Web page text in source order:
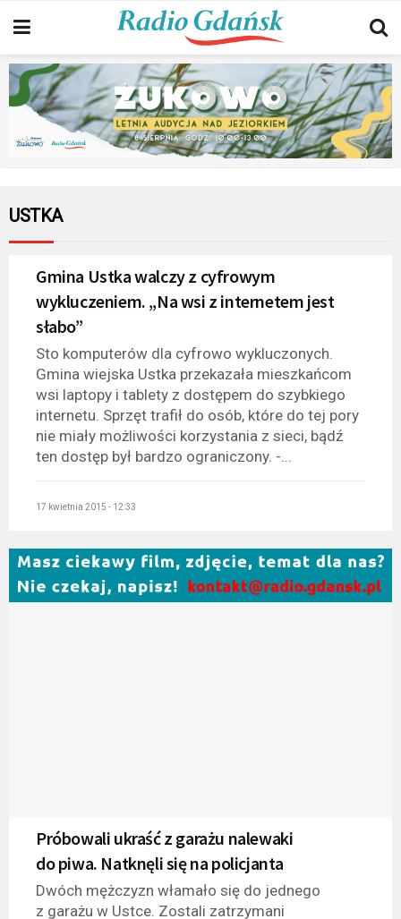
USTKA
Gmina Ustka walczy z cyfrowym
wykluczeniem. „Na wsi z internetem jest
słabo”
Sto komputerów dla cyfrowo wykluczonych.
Gmina wiejska Ustka przekazała mieszkańcom
wsi laptopy i tablety z dostępem do szybkiego
internetu. Sprzęt trafił do osób, które do tej pory
nie miały możliwości korzystania z sieci, bądź
ten dostęp był bardzo ograniczony. -...
17 kwietnia 2015 - 12:33
Próbowali ukraść z garażu nalewaki
do piwa. Natknęli się na policjanta
Dwóch mężczyzn włamało się do jednego
z garażu w Ustce. Zostali zatrzymani